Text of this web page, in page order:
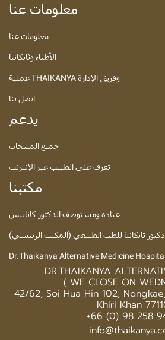
معلومات عنا
معلومات عنا
الأطباء وثايكانيا
عملية THAIKANYA وفريق الإدارة
اتصل بنا
يدعم
جميع المنتجات
تعرف على الطبيب عبر الإنترنت
مكتبنا
عيادة ومستوصف الدكتور كانابيس
دكتور ثايكانيا للطب الطبيعي (المكتب الرئيسي)
Dr.Thaikanya Alternative Medicine
DR.THAIKANYA
( WE CLOSE ON
42/62, Soi Hua Hin 102,
Khiri Khan
+66 (0) 98 258